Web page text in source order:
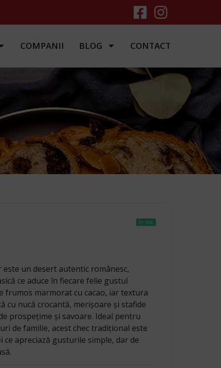
COMPANII BLOG CONTACT
In stoc
este un desert autentic românesc,
ce aduce în fiecare felie gustul
frumos marmorat cu cacao, iar textura
cu nucă crocantă, merișoare și stafide
prospețime și savoare. Ideal pentru
de familie, acest chec tradițional este
apreciază gusturile simple, dar de